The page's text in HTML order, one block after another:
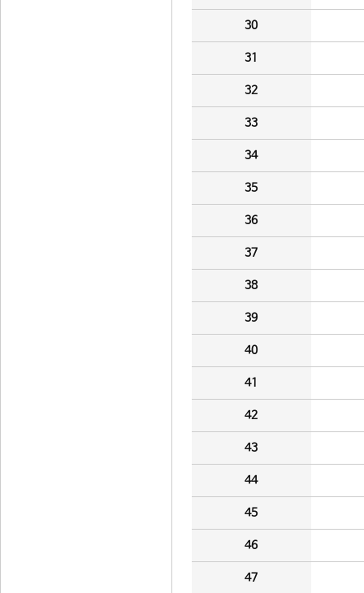
30
31
32
33
34
35
36
37
38
39
40
41
42
43
44
45
46
47